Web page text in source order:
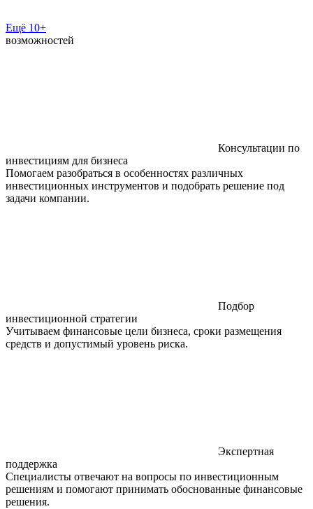
Ещё 10+
возможностей
Консультации по
инвестициям для бизнеса
Помогаем разобраться в особенностях различных
инвестиционных инструментов и подобрать решение под
задачи компании.
Подбор
инвестиционной стратегии
Учитываем финансовые цели бизнеса, сроки размещения
средств и допустимый уровень риска.
Экспертная
поддержка
Специалисты отвечают на вопросы по инвестиционным
решениям и помогают принимать обоснованные финансовые
решения.